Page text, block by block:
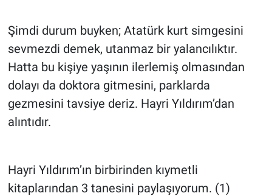
Şimdi durum buyken; Atatürk kurt simgesini
sevmezdi demek, utanmaz bir yalancılıktır.
Hatta bu kişiye yaşının ilerlemiş olmasından
dolayı da doktora gitmesini, parklarda
gezmesini tavsiye deriz. Hayri Yıldırım’dan
alıntıdır.
Hayri Yıldırım’ın birbirinden kıymetli
kitaplarından 3 tanesini paylaşıyorum. (1)